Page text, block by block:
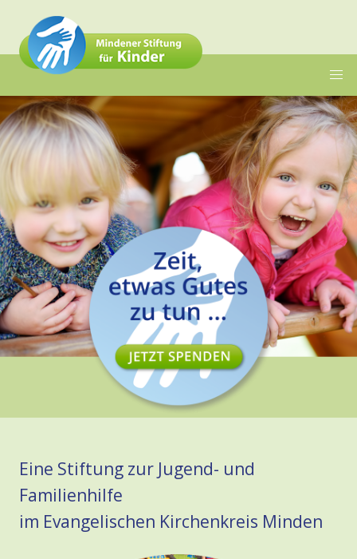
Eine Stiftung zur Jugend- und
Familienhilfe
im Evangelischen Kirchenkreis Minden